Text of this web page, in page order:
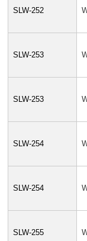
SLW-252
SLW-253
SLW-253
SLW-254
SLW-254
SLW-255